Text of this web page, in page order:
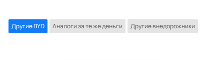
Другие BYD Аналоги за те же деньги Другие внедорожники